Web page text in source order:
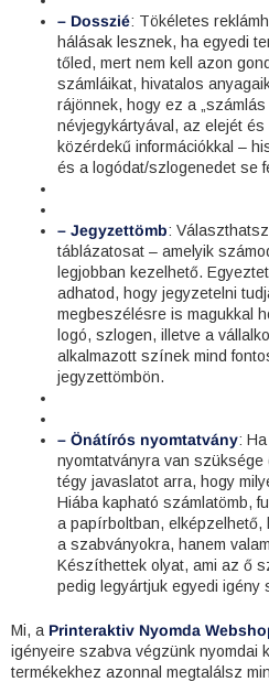
– Dosszié: Tökéletes
hálásak lesznek, ha egyedi
tőled, mert nem kell azon
számláikat, hivatalos
rájönnek, hogy ez a „számlás
névjegykártyával, az elejét
közérdekű információkkal –
és a logódat/szlogenedet se
– Jegyzettömb:
táblázatosat – amelyik
legjobban kezelhető.
adhatod, hogy jegyzetelni
megbeszélésre is magukkal
logó, szlogen, illetve a
alkalmazott színek mind
jegyzettömbön.
– Önátírós nyomtatvány:
nyomtatványra van
tégy javaslatot arra, hogy
Hiába kapható számlatömb,
a papírboltban, elképzelhető,
a szabványokra, hanem
Készíthettek olyat, ami az ő
pedig legyártjuk egyedi igény
Mi, a Printeraktiv Nyomda
igényeire szabva végzünk nyomdai
termékekhez azonnal megtalálsz